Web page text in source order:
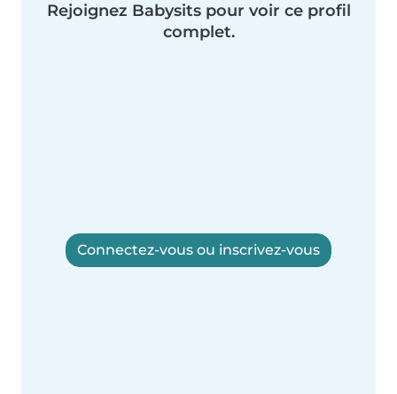
Rejoignez Babysits pour voir ce profil
complet.
Connectez-vous ou inscrivez-vous